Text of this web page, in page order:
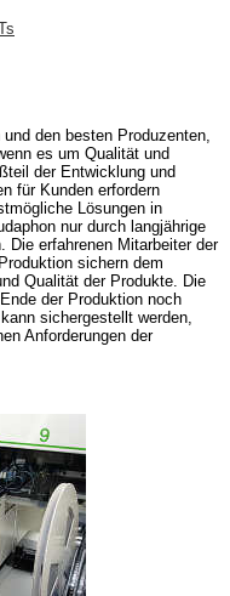
den besten Produzenten,
es um Qualität und
der Entwicklung und
für Kunden erfordern
Lösungen in
nur durch langjährige
Die erfahrenen Mitarbeiter der
sichern dem
Qualität der Produkte. Die
der Produktion noch
sichergestellt werden,
Anforderungen der